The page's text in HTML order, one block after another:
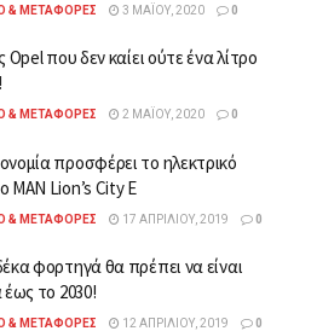
& ΜΕΤΑΦΟΡΈΣ 3 ΜΑΪ́ΟΥ, 2020 0
Opel που δεν καίει ούτε ένα λίτρο
& ΜΕΤΑΦΟΡΈΣ 2 ΜΑΪ́ΟΥ, 2020 0
προσφέρει το ηλεκτρικό
MAN Lion’s City E
& ΜΕΤΑΦΟΡΈΣ 17 ΑΠΡΙΛΊΟΥ, 2019 0
φορτηγά θα πρέπει να είναι
έως το 2030!
& ΜΕΤΑΦΟΡΈΣ 12 ΑΠΡΙΛΊΟΥ, 2019 0